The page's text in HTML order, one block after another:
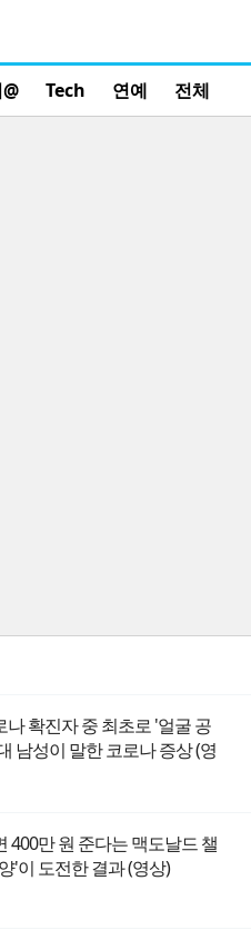
Tech 연예 전체
나 확진자 중 최초로 '얼굴 공
남성이 말한 코로나 증상 (영
400만 원 준다는 맥도날드 챌
'이 도전한 결과 (영상)